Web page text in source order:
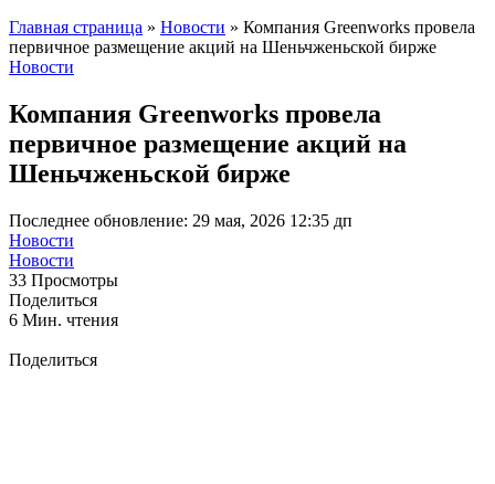
Главная страница » Новости » Компания Greenworks провела
первичное размещение акций на Шеньчженьской бирже
Новости
Компания Greenworks провела
первичное размещение акций на
Шеньчженьской бирже
Последнее обновление: 29 мая, 2026 12:35 дп
Новости
Новости
33 Просмотры
Поделиться
6 Мин. чтения
Поделиться